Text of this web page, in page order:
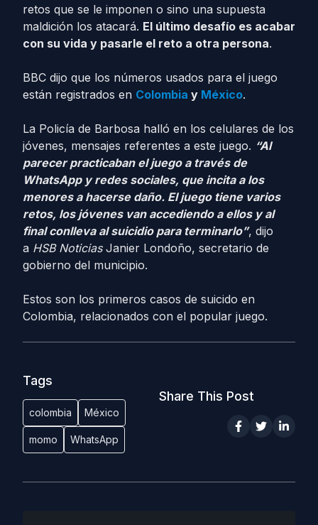
retos que se le imponen o sino una supuesta
maldición los atacará. El último desafío es acabar
con su vida y pasarle el reto a otra persona.
BBC dijo que los números usados para el juego
están registrados en Colombia y México.
La Policía de Barbosa halló en los celulares de los
jóvenes, mensajes referentes a este juego. “Al
parecer practicaban el juego a través de
WhatsApp y redes sociales, que incita a los
menores a hacerse daño. El juego tiene varios
retos, los jóvenes van accediendo a ellos y al
final conlleva al suicidio para terminarlo”, dijo
a HSB NoticiasJanier Londoño, secretario de
gobierno del municipio.
Estos son los primeros casos de suicido en
Colombia, relacionados con el popular juego.
Tags
colombia México
momo WhatsApp
Share This Post